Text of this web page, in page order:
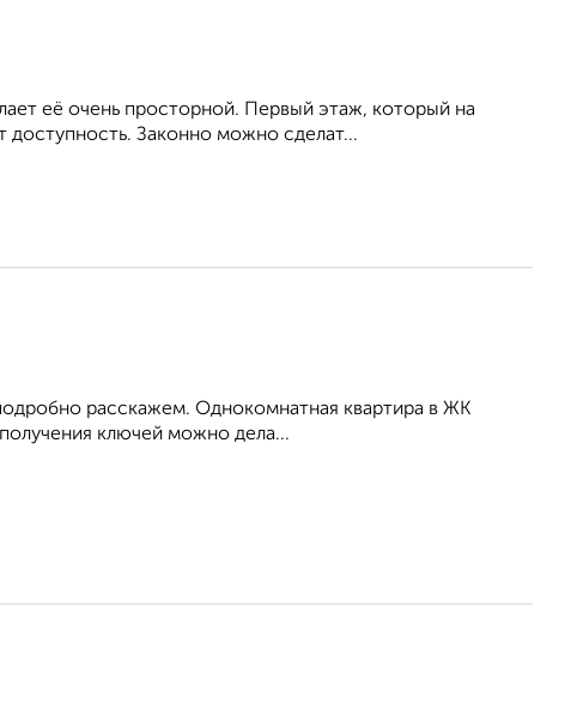
её очень просторной. Первый этаж, который на
доступность. Законно можно сделат...
расскажем. Однокомнатная квартира в ЖК
ключей можно дела...